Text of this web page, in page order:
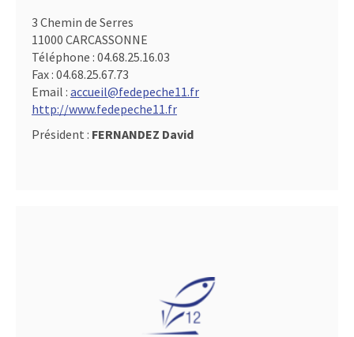
3 Chemin de Serres
11000 CARCASSONNE
Téléphone : 04.68.25.16.03
Fax : 04.68.25.67.73
Email : accueil@fedepeche11.fr
http://www.fedepeche11.fr
Président : FERNANDEZ David